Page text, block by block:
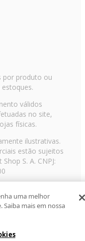
por produto ou
válidos
no site,
físicas.
ilustrativas.
estão sujeitos
S. A. CNPJ:
11 3003-3728 ©
reservadosRF
uma melhor
Saiba mais em nossa